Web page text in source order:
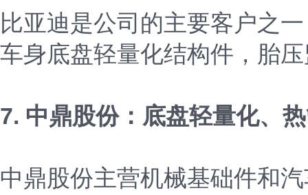
比亚迪是公司的主要客户之
车身底盘轻量化结构件，胎
7. 中鼎股份：底盘轻量化、
中鼎股份主营机械基础件和